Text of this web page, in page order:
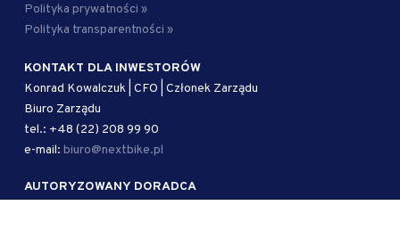
Polityka prywatności »
Polityka transparentności »
KONTAKT DLA INWESTORÓW
Konrad Kowalczuk | CFO | Członek Zarządu
Biuro Zarządu
tel.: +48 (22) 208 99 90
e-mail: biuro@nextbike.pl
AUTORYZOWANY DORADCA